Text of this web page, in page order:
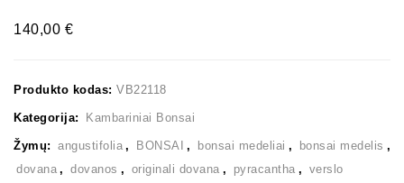
140,00€
Produkto kodas: VB22118
Kategorija: Kambariniai Bonsai
Žymų: angustifolia , BONSAI , bonsai medeliai , bonsai medelis ,
dovana , dovanos , originali dovana , pyracantha , verslo